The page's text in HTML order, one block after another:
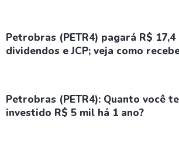
Petrobras (PETR4) pagará R$ 17,4
dividendos e JCP; veja como
Petrobras (PETR4): Quanto você
investido R$ 5 mil há 1 ano?